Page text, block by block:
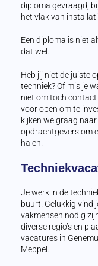
diploma gevraagd,
het vlak van
Een diploma is niet
dat wel.
Heb jij niet de juiste
techniek? Of mis je
niet om toch contact
voor open om te
kijken we graag
opdrachtgevers om
halen.
Je werk in de
buurt. Gelukkig vind
vakmensen nodig
diverse regio’s en
vacatures in
Meppel.